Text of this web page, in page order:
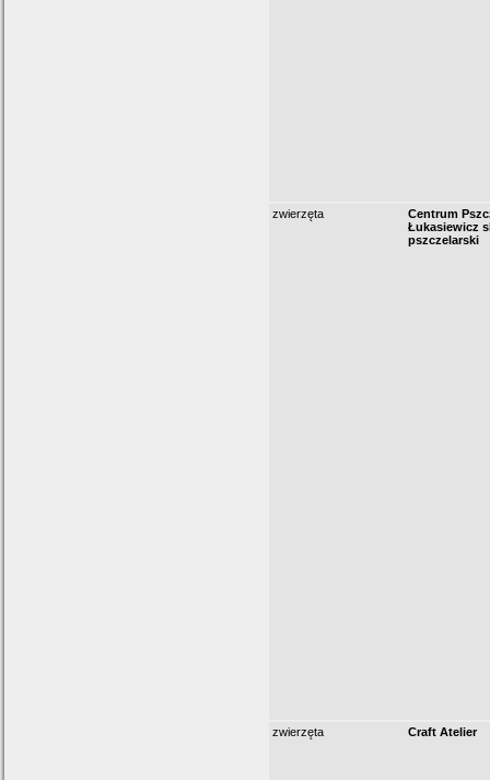
zwierzęta
Centrum
Łukasiewicz
pszczelarski
zwierzęta Craft Atelier